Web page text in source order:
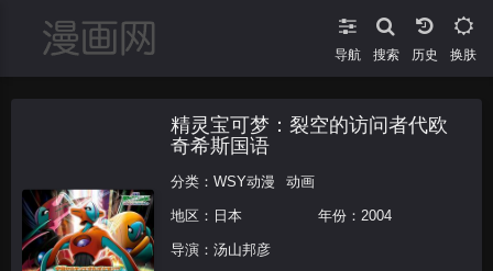
导航 搜索 换肤
精灵宝可梦：裂空的访问者代欧
奇希斯国语
分类： WSY动漫 动画
地区： 日本 年份： 2004
导演： 汤山邦彦